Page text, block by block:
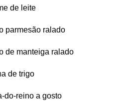
de leite
parmesão ralado
de manteiga ralado
de trigo
do-reino a gosto